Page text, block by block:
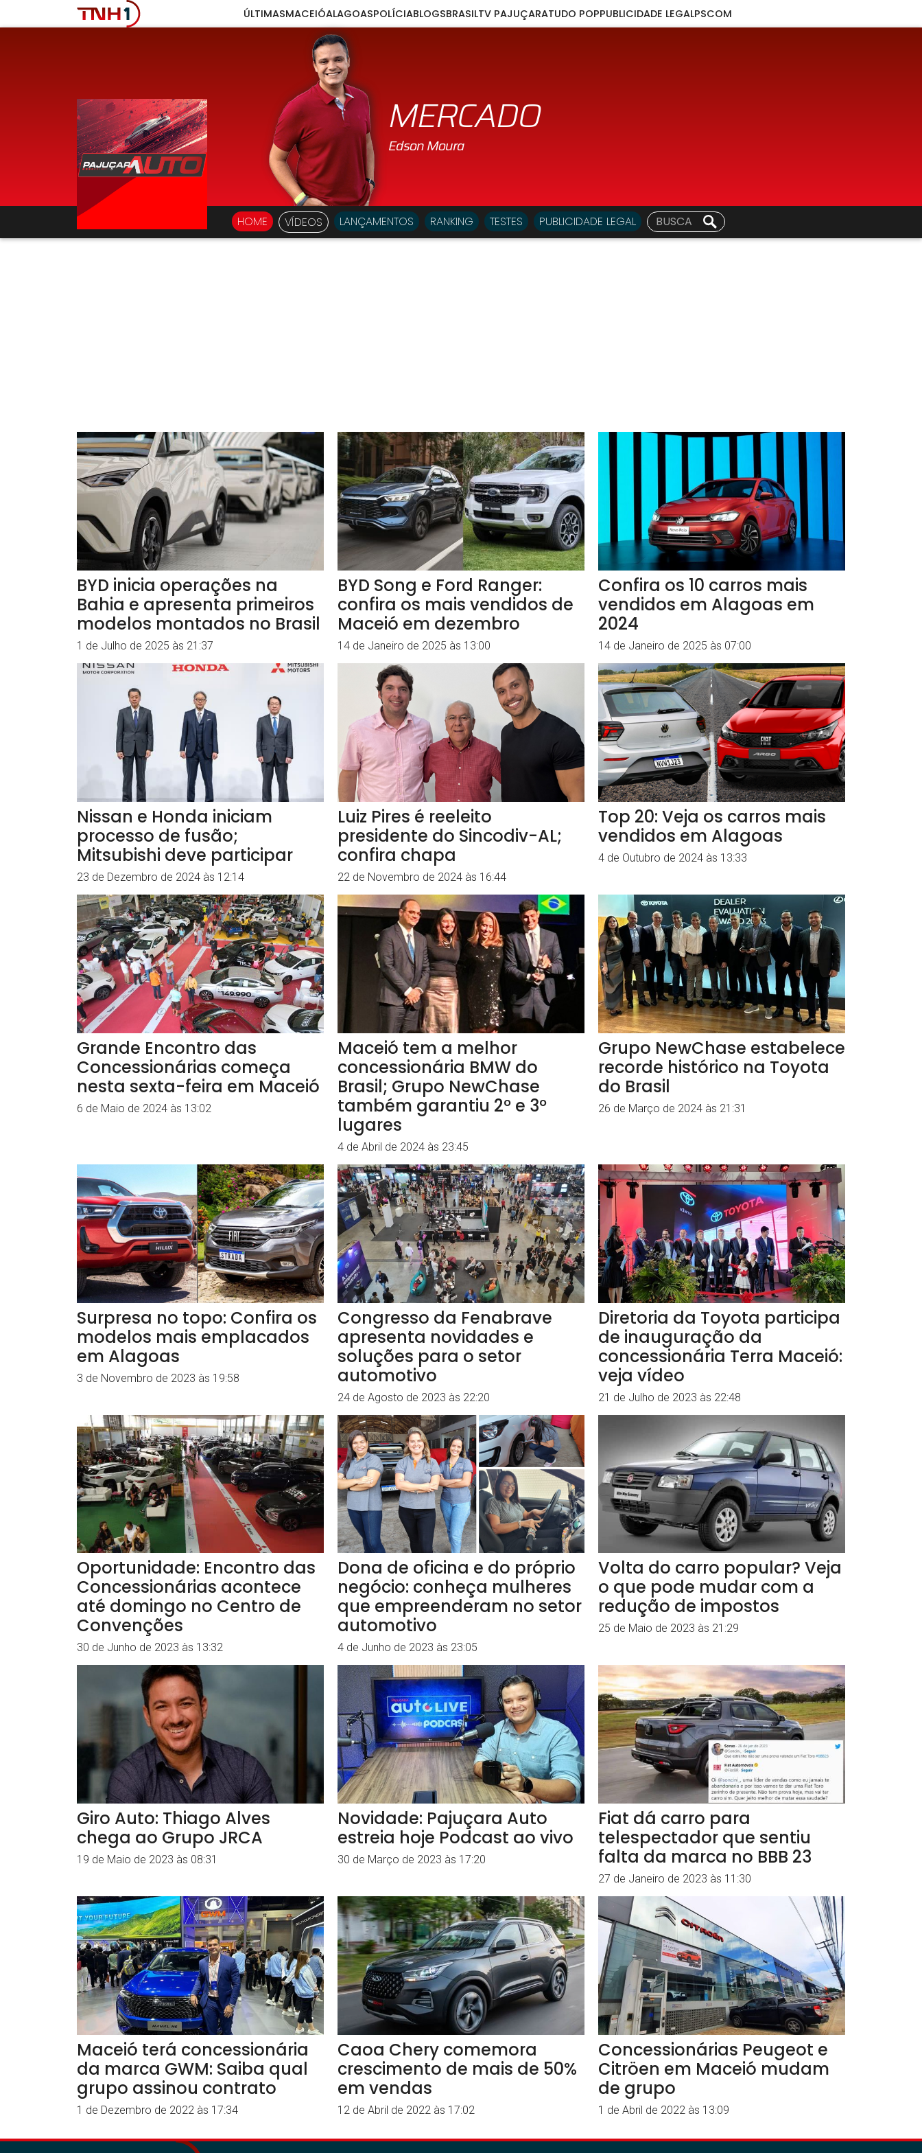
ÚLTIMASMACEIÓALAGOASPOLÍCIABLOGSBRASILTV PAJUÇARATUDO POPPUBLICIDADE LEGALPSCOM
MERCADO
HOME VÍDEOS LANÇAMENTOS RANKING TESTES PUBLICIDADE LEGAL
BYD inicia operações na
Bahia e apresenta primeiros
modelos montados no Brasil
1 de Julho de 2025 às 21:37
BYD Song e Ford Ranger:
confira os mais vendidos de
Maceió em dezembro
14 de Janeiro de 2025 às 13:00
Confira os 10 carros mais
vendidos em Alagoas em
2024
14 de Janeiro de 2025 às 07:00
Nissan e Honda iniciam
processo de fusão;
Mitsubishi deve participar
23 de Dezembro de 2024 às 12:14
Luiz Pires é reeleito
presidente do Sincodiv-AL;
confira chapa
22 de Novembro de 2024 às 16:44
Top 20: Veja os carros mais
vendidos em Alagoas
4 de Outubro de 2024 às 13:33
Grande Encontro das
Concessionárias começa
nesta sexta-feira em Maceió
6 de Maio de 2024 às 13:02
Maceió tem a melhor
concessionária BMW do
Brasil; Grupo NewChase
também garantiu 2º e 3º
lugares
4 de Abril de 2024 às 23:45
Grupo NewChase estabelece
recorde histórico na Toyota
do Brasil
26 de Março de 2024 às 21:31
Surpresa no topo: Confira os
modelos mais emplacados
em Alagoas
3 de Novembro de 2023 às 19:58
Congresso da Fenabrave
apresenta novidades e
soluções para o setor
automotivo
24 de Agosto de 2023 às 22:20
Diretoria da Toyota participa
de inauguração da
concessionária Terra Maceió:
veja vídeo
21 de Julho de 2023 às 22:48
Oportunidade: Encontro das
Concessionárias acontece
até domingo no Centro de
Convenções
30 de Junho de 2023 às 13:32
Dona de oficina e do próprio
negócio: conheça mulheres
que empreenderam no setor
automotivo
4 de Junho de 2023 às 23:05
Volta do carro popular? Veja
o que pode mudar com a
redução de impostos
25 de Maio de 2023 às 21:29
Giro Auto: Thiago Alves
chega ao Grupo JRCA
19 de Maio de 2023 às 08:31
Novidade: Pajuçara Auto
estreia hoje Podcast ao vivo
30 de Março de 2023 às 17:20
Fiat dá carro para
telespectador que sentiu
falta da marca no BBB 23
27 de Janeiro de 2023 às 11:30
Maceió terá concessionária
da marca GWM: Saiba qual
grupo assinou contrato
1 de Dezembro de 2022 às 17:34
Caoa Chery comemora
crescimento de mais de 50%
em vendas
12 de Abril de 2022 às 17:02
Concessionárias Peugeot e
Citröen em Maceió mudam
de grupo
1 de Abril de 2022 às 13:09